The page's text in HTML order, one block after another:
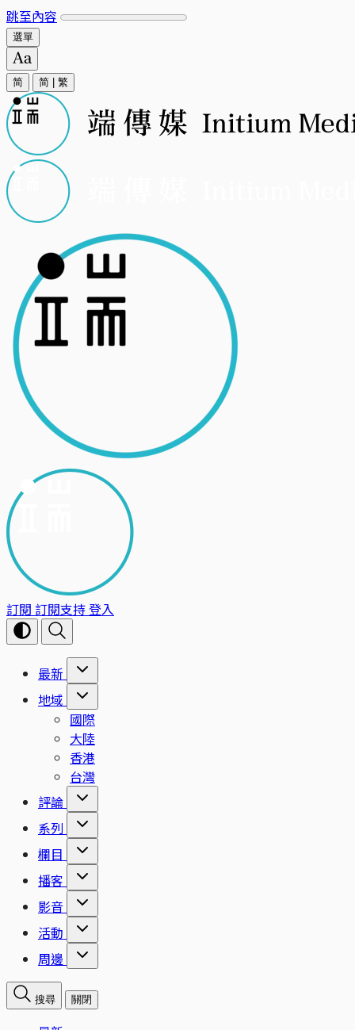
跳至內容
選單
简 简 繁
訂閱 訂閱支持登入
最新
地域
國際
大陸
香港
台灣
評論
系列
欄目
播客
影音
活動
周邊
搜尋 關閉